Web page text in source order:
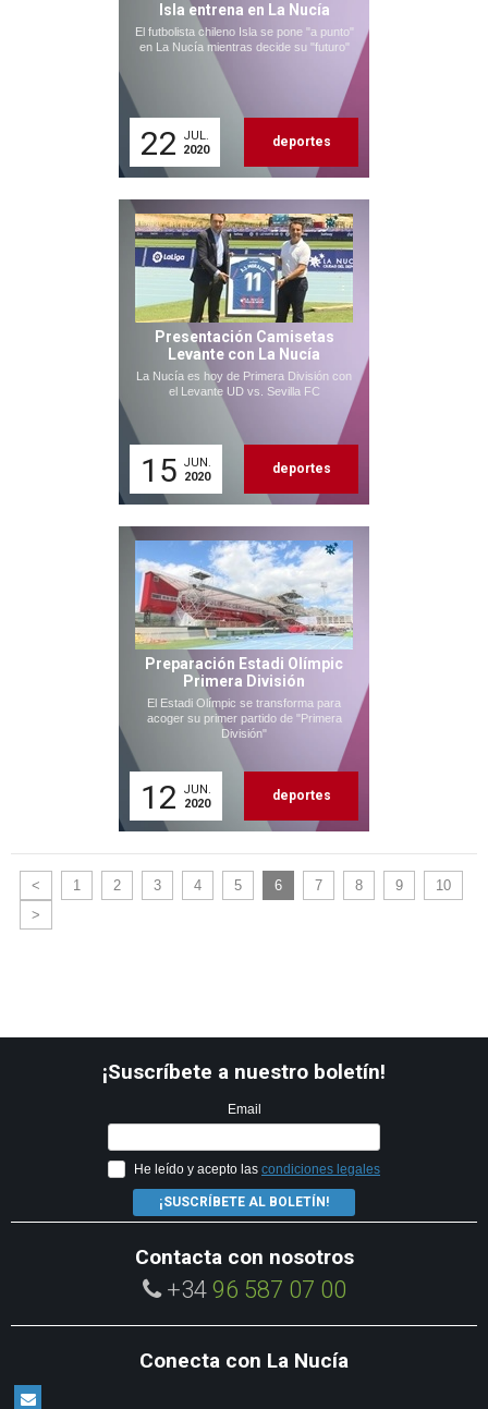
Isla entrena en La Nucía
El futbolista chileno Isla se pone "a punto"
en La Nucía mientras decide su "futuro"
22
JUL.
2020
deportes
Presentación Camisetas
Levante con La Nucía
La Nucía es hoy de Primera División con
el Levante UD vs. Sevilla FC
15 JUN.
2020
deportes
Preparación Estadi Olímpic
Primera División
El Estadi Olímpic se transforma para
acoger su primer partido de "Primera
División"
12
JUN.
2020
deportes
< 1 2 3 4 5 6 7 8 9
10
>
¡Suscríbete a nuestro boletín!
Email
He leído y acepto las condiciones legales
¡SUSCRÍBETE AL BOLETÍN!
Contacta con nosotros
+34 96 587 07 00
Conecta con La Nucía